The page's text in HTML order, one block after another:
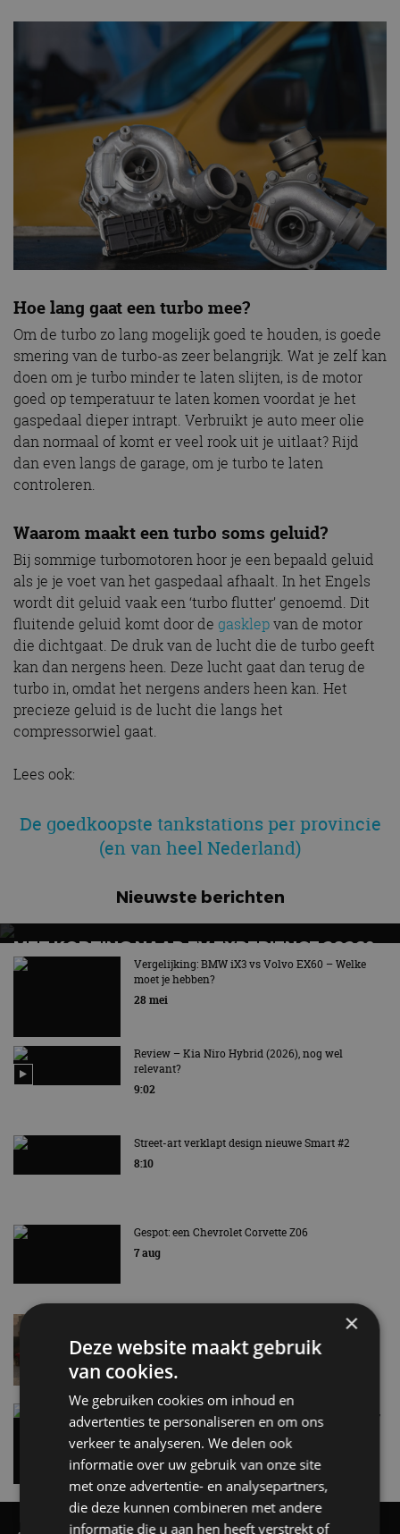
Hoe lang gaat een turbo mee?
Om de turbo zo lang mogelijk goed te houden, is goede
smering van de turbo-as zeer belangrijk. Wat je zelf kan
doen om je turbo minder te laten slijten, is de motor
goed op temperatuur te laten komen voordat je het
gaspedaal dieper intrapt. Verbruikt je auto meer olie
dan normaal of komt er veel rook uit je uitlaat? Rijd
dan even langs de garage, om je turbo te laten
controleren.
Waarom maakt een turbo soms geluid?
Bij sommige turbomotoren hoor je een bepaald geluid
als je je voet van het gaspedaal afhaalt. In het Engels
wordt dit geluid vaak een ‘turbo flutter’ genoemd. Dit
fluitende geluid komt door de gasklepvan de motor
die dichtgaat. De druk van de lucht die de turbo geeft
kan dan nergens heen. Deze lucht gaat dan terug de
turbo in, omdat het nergens anders heen kan. Het
precieze geluid is de lucht die langs het
compressorwiel gaat.
Lees ook:
De goedkoopste tankstations per provincie
(en van heel Nederland)
Nieuwste berichten
MET KORTING NAAR EV EXPERIENCE 2026?
AUTORAI REGELT HET!
EV Experience 2026 van 24 tot 26 september
Vergelijking: BMW iX3 vs Volvo EX60 – Welke
moet je hebben?
28 mei
Review – Kia Niro Hybrid (2026), nog wel
relevant?
9:02
Street-art verklapt design nieuwe Smart #2
8:10
Gespot: een Chevrolet Corvette Z06
7 aug
Lamborghini Revuelto eert 60 jaar Miura met
speciale editie
6 aug
Carbon fibre op je laadkabel: nergens voor nodig,
en precies daarom geweldig
5 aug
×
Deze website maakt gebruik
van cookies.
We gebruiken cookies om inhoud en
advertenties te personaliseren en om ons
verkeer te analyseren. We delen ook
informatie over uw gebruik van onze site
met onze advertentie- en analysepartners,
die deze kunnen combineren met andere
informatie die u aan hen heeft verstrekt of